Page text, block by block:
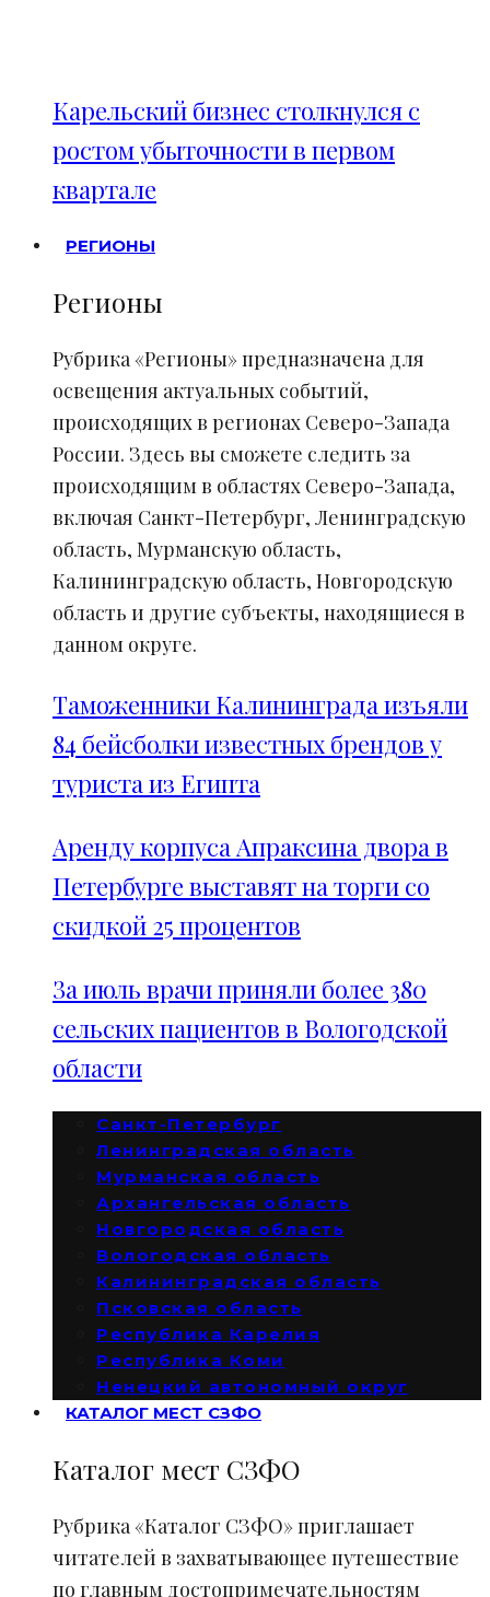
Карельский бизнес столкнулся с
ростом убыточности в первом
квартале
РЕГИОНЫ
Регионы
Рубрика «Регионы» предназначена для
освещения актуальных событий,
происходящих в регионах Северо-Запада
России. Здесь вы сможете следить за
происходящим в областях Северо-Запада,
включая Санкт-Петербург, Ленинградскую
область, Мурманскую область,
Калининградскую область, Новгородскую
область и другие субъекты, находящиеся в
данном округе.
Таможенники Калининграда изъяли
84 бейсболки известных брендов у
туриста из Египта
Аренду корпуса Апраксина двора в
Петербурге выставят на торги со
скидкой 25 процентов
За июль врачи приняли более 380
сельских пациентов в Вологодской
области
Санкт-Петербург
Ленинградская область
Мурманская область
Архангельская область
Новгородская область
Вологодская область
Калининградская область
Псковская область
Республика Карелия
Республика Коми
Ненецкий автономный округ
КАТАЛОГ МЕСТ СЗФО
Каталог мест СЗФО
Рубрика «Каталог СЗФО» приглашает
читателей в захватывающее путешествие
по главным достопримечательностям